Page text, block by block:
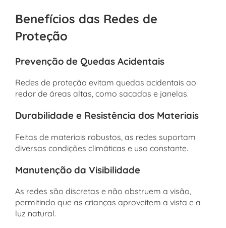
Benefícios das Redes de
Proteção
Prevenção de Quedas Acidentais
Redes de proteção evitam quedas acidentais ao
redor de áreas altas, como sacadas e janelas.
Durabilidade e Resistência dos Materiais
Feitas de materiais robustos, as redes suportam
diversas condições climáticas e uso constante.
Manutenção da Visibilidade
As redes são discretas e não obstruem a visão,
permitindo que as crianças aproveitem a vista e a
luz natural.